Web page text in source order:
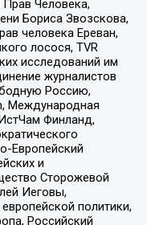
Человека,
Бориса Звозскова,
человека Ереван,
лосося, TVR
исследований им
журналистов
Россию,
Международная
Финланд,
Европейский
и
Сторожевой
Иеговы,
политики,
Российский